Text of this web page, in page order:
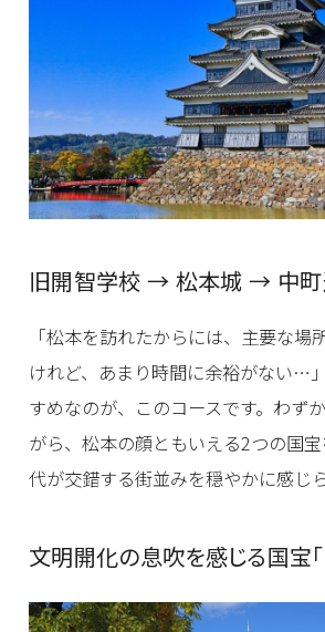
旧開智学校 → 松本城 → 中町
「松本を訪れたからには、主要な場
けれど、あまり時間に余裕がない…
すめなのが、このコースです。わず
がら、松本の顔ともいえる2つの国
代が交錯する街並みを穏やかに感じら
文明開化の息吹を感じる国宝